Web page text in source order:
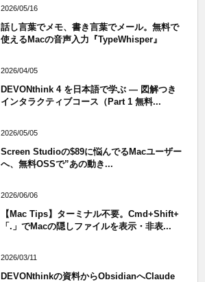
2026/05/16
話し言葉でメモ、書き言葉でメール。無料で
使えるMacの音声入力『TypeWhisper』
2026/04/05
DEVONthink 4 を日本語で学ぶ — 図解つき
インタラクティブコース（Part 1 無料...
2026/05/05
Screen Studioの$89に悩んでるMacユーザー
へ、無料OSSで”あの動き...
2026/06/06
【Mac Tips】ターミナル不要。Cmd+Shift+
「.」でMacの隠しファイルを表示・非表...
2026/03/11
DEVONthinkの資料からObsidianへClaude